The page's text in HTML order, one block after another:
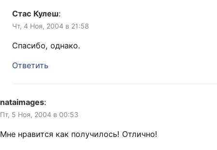
Стас Кулеш:
Чт, 4 Ноя, 2004 в 21:58
Спасибо, однако.
Ответить
nataimages:
Пт, 5 Ноя, 2004 в 00:53
Мне нравится как получилось! Отлично!